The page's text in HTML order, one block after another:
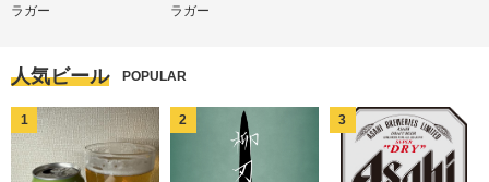
ラガー ラガー
人気ビール POPULAR